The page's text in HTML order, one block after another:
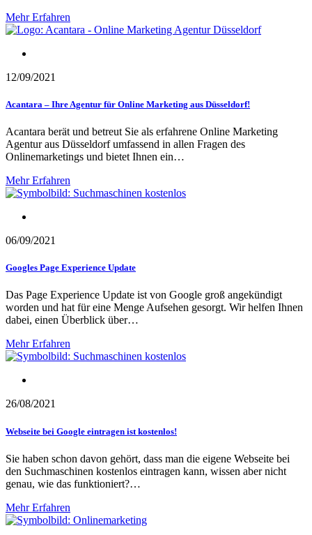
Mehr Erfahren
12/09/2021
Acantara – Ihre Agentur für Online Marketing aus Düsseldorf!
Acantara berät und betreut Sie als erfahrene Online Marketing
Agentur aus Düsseldorf umfassend in allen Fragen des
Onlinemarketings und bietet Ihnen ein…
Mehr Erfahren
06/09/2021
Googles Page Experience Update
Das Page Experience Update ist von Google groß angekündigt
worden und hat für eine Menge Aufsehen gesorgt. Wir helfen Ihnen
dabei, einen Überblick über…
Mehr Erfahren
26/08/2021
Webseite bei Google eintragen ist kostenlos!
Sie haben schon davon gehört, dass man die eigene Webseite bei
den Suchmaschinen kostenlos eintragen kann, wissen aber nicht
genau, wie das funktioniert?…
Mehr Erfahren